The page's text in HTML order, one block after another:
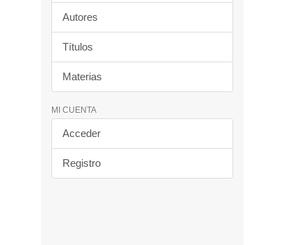
Autores
Títulos
Materias
MI CUENTA
Acceder
Registro